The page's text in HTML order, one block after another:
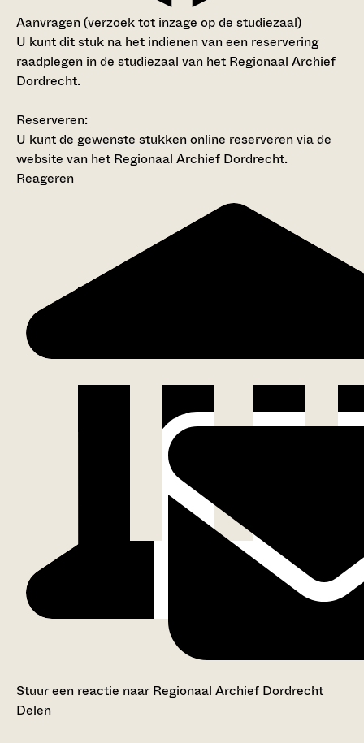
Aanvragen (verzoek tot inzage op de studiezaal)
U kunt dit stuk na het indienen van een reservering
raadplegen in de studiezaal van het Regionaal Archief
Dordrecht.
Reserveren:
U kunt de gewenste stukkenonline reserveren via de
website van het Regionaal Archief Dordrecht.
Reageren
Stuur een reactie naar Regionaal Archief Dordrecht
Delen